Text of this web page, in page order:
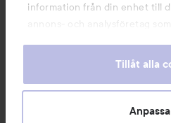
information från din enhet till
annons- och analysföretag
information som du har
våra cookies vid fortsatt
För information om hur du
Tillåt alla
Anpassa